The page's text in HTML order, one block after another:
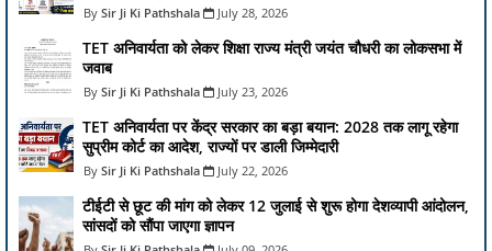
Sir Ji Ki Pathshala July 28, 2026
TET अनिवार्यता को लेकर शिक्षा राज्य मंत्री जयंत चौधरी का लोकसभा में
जवाब
Sir Ji Ki Pathshala July 23, 2026
TET अनिवार्यता पर केंद्र सरकार का बड़ा बयान: 2028 तक लागू रहेगा
सुप्रीम कोर्ट का आदेश, राज्यों पर डाली जिम्मेदारी
Sir Ji Ki Pathshala July 22, 2026
टीईटी से छूट की मांग को लेकर 12 जुलाई से शुरू होगा देशव्यापी आंदोलन,
सांसदों को सौंपा जाएगा ज्ञापन